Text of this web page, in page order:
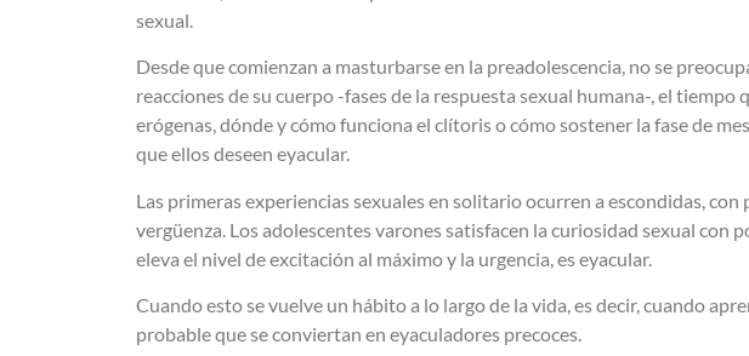
sexual.
Desde que comienzan a masturbarse en la preadolescencia, no se
reacciones de su cuerpo -fases de la respuesta sexual humana-, el tiempo
erógenas, dónde y cómo funciona el clítoris o cómo sostener la fase de
que ellos deseen eyacular.
Las primeras experiencias sexuales en solitario ocurren a escondidas,
vergüenza. Los adolescentes varones satisfacen la curiosidad sexual con
eleva el nivel de excitación al máximo y la urgencia, es eyacular.
Cuando esto se vuelve un hábito a lo largo de la vida, es decir, cuando
probable que se conviertan en eyaculadores precoces.